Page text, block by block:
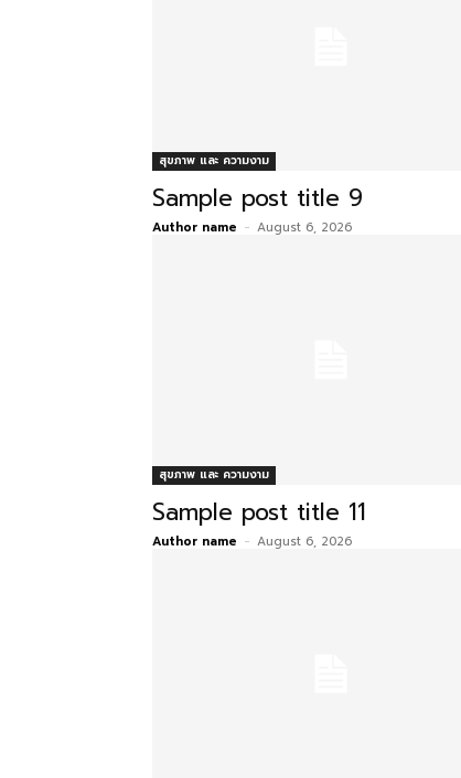
สุขภาพ และ ความงาม
Sample post title 9
Author name - August 6, 2026
สุขภาพ และ ความงาม
Sample post title 11
Author name - August 6, 2026